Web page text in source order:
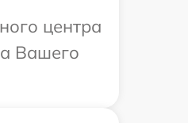
центра
Вашего